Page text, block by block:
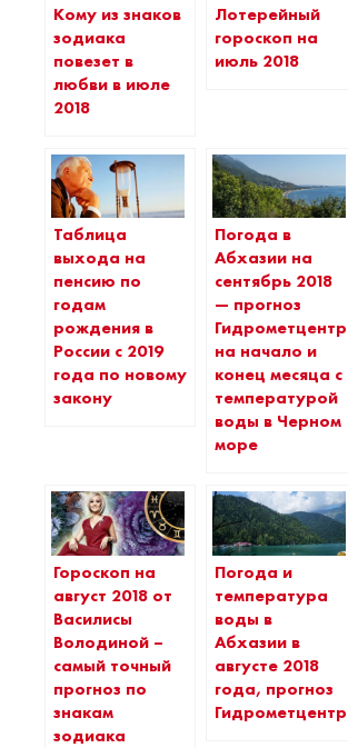
Кому из знаков
зодиака
повезет в
любви в июле
2018
Лотерейный
гороскоп на
июль 2018
Таблица
выхода на
пенсию по
годам
рождения в
России с 2019
года по новому
закону
Погода в
Абхазии на
сентябрь 2018
— прогноз
Гидрометцентра
на начало и
конец месяца с
температурой
воды в Черном
море
Гороскоп на
август 2018 от
Василисы
Володиной –
самый точный
прогноз по
знакам
зодиака
Погода и
температура
воды в
Абхазии в
августе 2018
года, прогноз
Гидрометцентра